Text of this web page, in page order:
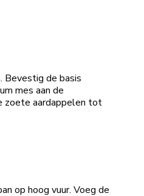
Bevestig de basis
mes aan de
zoete aardappelen tot
op hoog vuur. Voeg de